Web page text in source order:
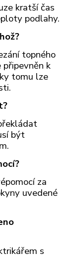
kratší čas
podlahy.
topného
připevněn k
tomu lze
být
za
uvedené
s